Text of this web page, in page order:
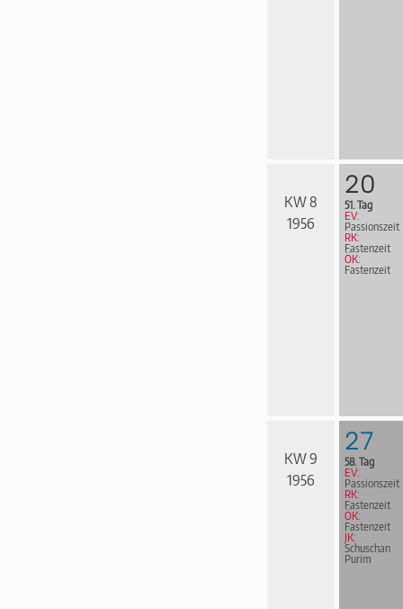
KW 8
1956
20
51. Tag
EV:
Passionszeit
RK:
Fastenzeit
ÖK:
Fastenzeit
KW 9
1956
27
58. Tag
EV:
Passionszeit
RK:
Fastenzeit
ÖK:
Fastenzeit
JK:
Schuschan
Purim